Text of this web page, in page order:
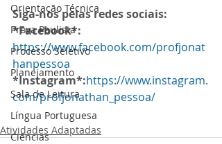
Orientação Técnica
Prova Paulista
Processo Seletivo
Planejamento
Sala de Leitura
Língua Portuguesa
Ciências
Siga-nos pelas redes sociais:
*Facebook*:
https://www.facebook.com/profjonat
hanpessoa
*Instagram*:https://www.instagram.
com/profjonathan_pessoa/
Atividades Adaptadas